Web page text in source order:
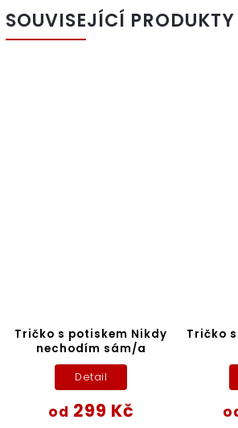
SOUVISEJÍCÍ PRODUKTY
Tričko s potiskem Nikdy
nechodím sám/a
od 299 Kč
Detail
Tričko